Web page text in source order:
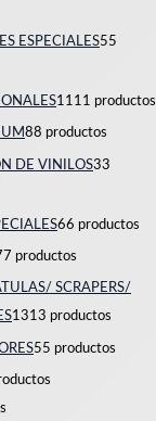
ESPECIALES55
1111 productos
88 productos
DE VINILOS33
66 productos
7 productos
SCRAPERS/
1313 productos
55 productos